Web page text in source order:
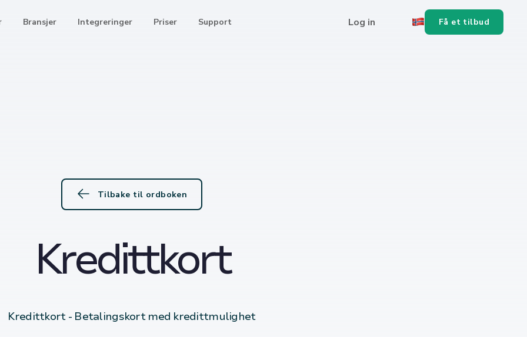
Bransjer Integreringer Priser Support Log in Få et tilbud
Tilbake til ordboken
Kredittkort
Kredittkort - Betalingskort med kredittmulighet